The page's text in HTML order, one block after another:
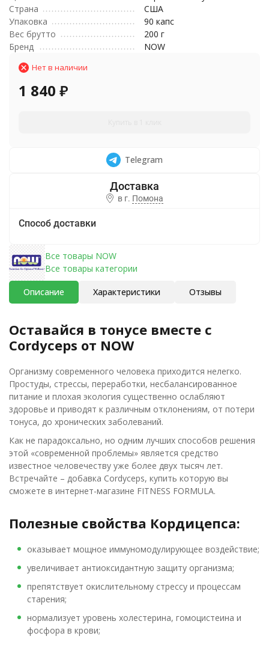
Страна
США
Упаковка
90 капс
Вес брутто
200 г
Бренд
NOW
Нет в наличии
1 840 ₽
Telegram
в г. Помона
Способ доставки
Все товары NOW
Все товары категории
Описание Характеристики Отзывы
Оставайся в тонусе вместе с
Cordyceps от NOW
Организму современного человека приходится нелегко.
Простуды, стрессы, переработки, несбалансированное
питание и плохая экология существенно ослабляют
здоровье и приводят к различным отклонениям, от потери
тонуса, до хронических заболеваний.
Как не парадоксально, но одним лучших способов решения
этой «современной проблемы» является средство
известное человечеству уже более двух тысяч лет.
Встречайте – добавка Cordyceps, купить которую вы
сможете в интернет-магазине FITNESS FORMULA.
Полезные свойства Кордицепса:
оказывает мощное иммуномодулирующее воздействие;
увеличивает антиоксидантную защиту организма;
препятствует окислительному стрессу и процессам
старения;
нормализует уровень холестерина, гомоцистеина и
фосфора в крови;